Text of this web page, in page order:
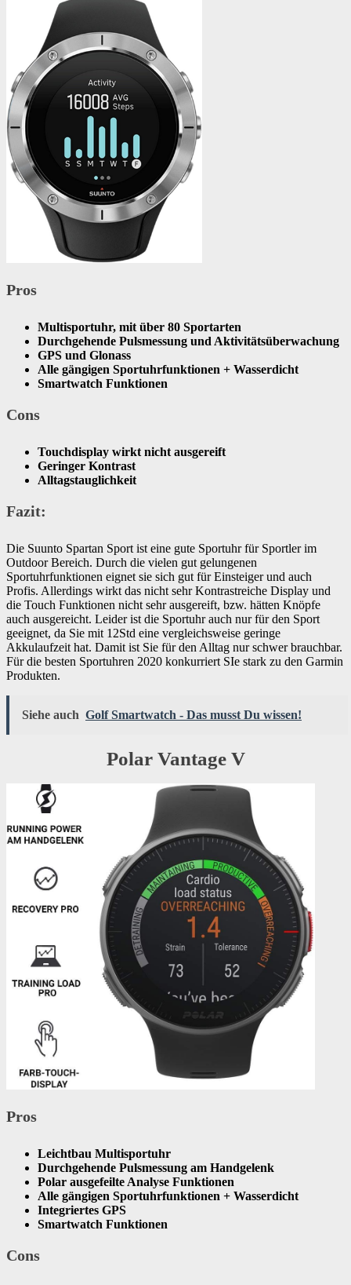
Pros
Multisportuhr, mit über 80 Sportarten
Durchgehende Pulsmessung und Aktivitätsüberwachung
GPS und Glonass
Alle gängigen Sportuhrfunktionen + Wasserdicht
Smartwatch Funktionen
Cons
Touchdisplay wirkt nicht ausgereift
​Geringer Kontrast
​Alltagstauglichkeit
Fazit:
Die Suunto Spartan Sport ist eine gute Sportuhr für Sportler im
Outdoor Bereich. Durch die vielen gut gelungenen
Sportuhrfunktionen eignet sie sich gut für Einsteiger und auch
Profis. Allerdings wirkt das nicht sehr Kontrastreiche Display und
die Touch Funktionen nicht sehr ausgereift, bzw. hätten Knöpfe
auch ausgereicht. Leider ist die Sportuhr auch nur für den Sport
geeignet, da Sie mit 12Std eine vergleichsweise geringe
Akkulaufzeit hat. Damit ist Sie für den Alltag nur schwer brauchbar.
Für die besten Sportuhren 2020 konkurriert SIe stark zu den Garmin
Produkten.
Siehe auch Golf Smartwatch - Das musst Du wissen!
Polar Vantage V
Pros
Leichtbau Multisportuhr
Durchgehende Pulsmessung am Handgelenk
Polar ausgefeilte Analyse Funktionen
Alle gängigen Sportuhrfunktionen + Wasserdicht
Integriertes GPS
Smartwatch Funktionen
Cons